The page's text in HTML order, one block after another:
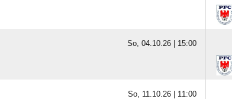
So, 04.10.26 | 15:00
So, 11.10.26 | 11:00